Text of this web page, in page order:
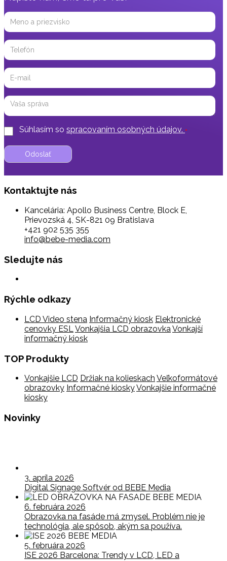
Meno
a
Telefón
Email
Správa
Súhlasím so spracovaním osobných údajov. *
Kontaktujte nás
Kancelária: Apollo Business Centre, Block E,
Prievozská 4, SK-821 09 Bratislava
+421 902 535 355
info@bebe-media.com
Sledujte nás
Rýchle odkazy
LCD Video stena Informačný kiosk Elektronické
cenovky ESLVonkajšia LCD obrazovkaVonkajší
informačný kiosk
TOP Produkty
Vonkajšie LCD Držiak na kolieskach Veľkoformátové
obrazovky Informačné kioskyVonkajšie informačné
kiosky
Novinky
3. apríla 2026
Digital Signage Softvér od BEBE Media
6. februára 2026
Obrazovka na fasáde má zmysel. Problém nie je
technológia, ale spôsob, akým sa používa.
5. februára 2026
ISE 2026 Barcelona: Trendy v LCD, LED a